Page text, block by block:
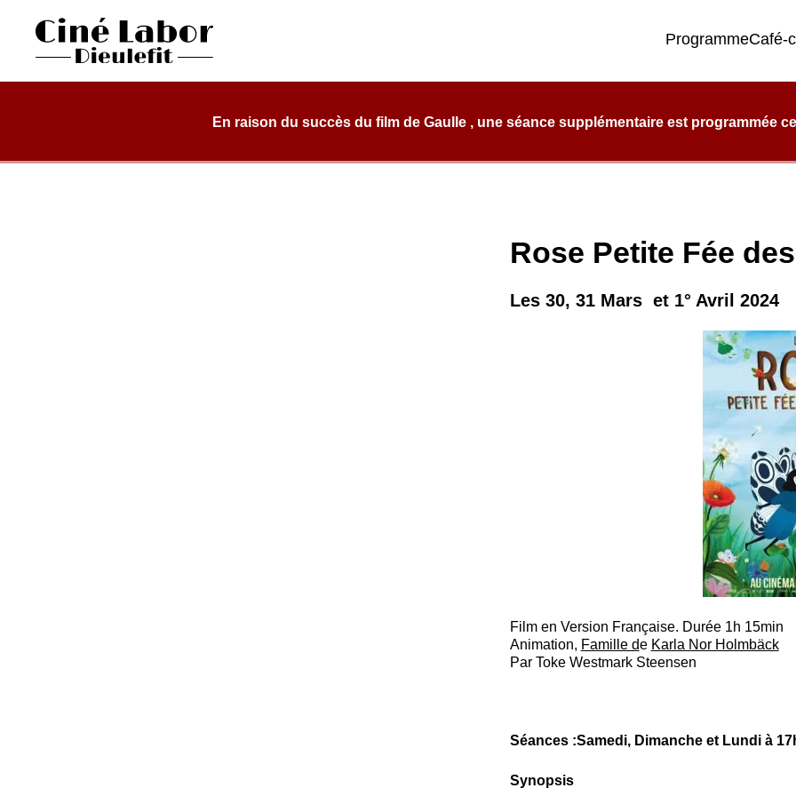
content
Cinéma Labor
ProgrammeCafé-
En raison du succès du film de Gaulle , une séance supplémentaire est programmée
Rose Petite Fée
Les 30, 31 Mars et 1° Avril 2024
Film en Version Française. Durée 1h 15min
Animation, Famille de Karla Nor Holmbäck
ParToke Westmark Steensen
Séances :Samedi, Dimanche et Lundi à
Synopsis